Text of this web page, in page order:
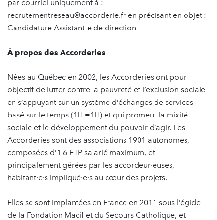
par courriel uniquement à :
recrutementreseau@accorderie.fr en précisant en objet :
Candidature Assistant-e de direction
À propos des Accorderies
Nées au Québec en 2002, les Accorderies ont pour
objectif de lutter contre la pauvreté et l’exclusion sociale
en s’appuyant sur un système d’échanges de services
basé sur le temps (1H =1H) et qui promeut la mixité
sociale et le développement du pouvoir d’agir. Les
Accorderies sont des associations 1901 autonomes,
composées d’1,6 ETP salarié maximum, et
principalement gérées par les accordeur·euses,
habitant·e·s impliqué·e·s au cœur des projets.
Elles se sont implantées en France en 2011 sous l’égide
de la Fondation Macif et du Secours Catholique, et